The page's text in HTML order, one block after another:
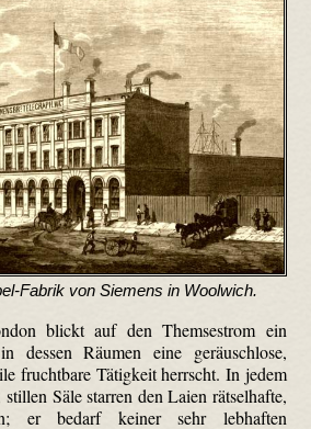
Fabrik von Siemens in Woolwich.
blickt auf den Themsestrom ein
dessen Räumen eine geräuschlose,
fruchtbare Tätigkeit herrscht. In jedem
Säle starren den Laien rätselhafte,
er bedarf keiner sehr lebhaften